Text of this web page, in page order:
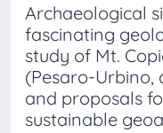
Archaeological
fascinating
study of Mt.
(Pesaro-Urbino,
and proposals
sustainable